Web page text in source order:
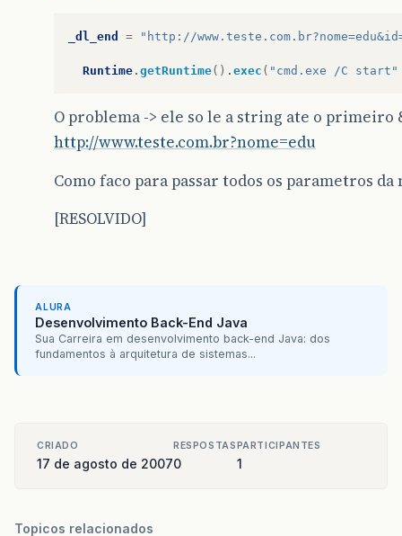
_dl_end = "http://
Runtime . getRuntime() . exec ( "cmd.exe /C start"
O problema -> ele so le a string ate o primeiro
http://www.teste.com.br?nome=edu
Como faco para passar todos os parametros
[RESOLVIDO]
ALURA
Desenvolvimento Back-End Java
Sua Carreira em desenvolvimento back-end Java: dos
fundamentos à arquitetura de sistemas...
CRIADO
17 de agosto de 2007
RESPOSTAS
0
PARTICIPANTES
1
Topicos relacionados